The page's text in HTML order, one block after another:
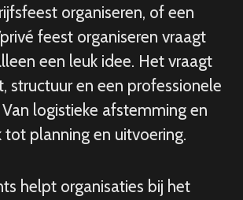
organiseren, of een
feest organiseren vraagt
een leuk idee. Het vraagt
structuur en een professionele
logistieke afstemming en
tot planning en uitvoering.
helpt organisaties bij het